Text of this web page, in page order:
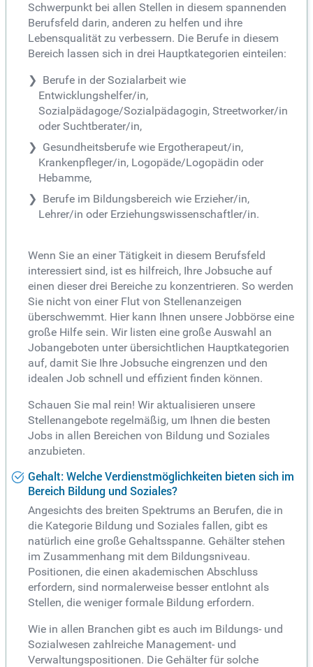
Schwerpunkt bei allen Stellen in diesem spannenden
Berufsfeld darin, anderen zu helfen und ihre
Lebensqualität zu verbessern. Die Berufe in diesem
Bereich lassen sich in drei Hauptkategorien einteilen:
Berufe in der Sozialarbeit wie
Entwicklungshelfer/in,
Sozialpädagoge/Sozialpädagogin, Streetworker/in
oder Suchtberater/in,
Gesundheitsberufe wie Ergotherapeut/in,
Krankenpfleger/in, Logopäde/Logopädin oder
Hebamme,
Berufe im Bildungsbereich wie Erzieher/in,
Lehrer/in oder Erziehungswissenschaftler/in.
Wenn Sie an einer Tätigkeit in diesem Berufsfeld
interessiert sind, ist es hilfreich, Ihre Jobsuche auf
einen dieser drei Bereiche zu konzentrieren. So werden
Sie nicht von einer Flut von Stellenanzeigen
überschwemmt. Hier kann Ihnen unsere Jobbörse eine
große Hilfe sein. Wir listen eine große Auswahl an
Jobangeboten unter übersichtlichen Hauptkategorien
auf, damit Sie Ihre Jobsuche eingrenzen und den
idealen Job schnell und effizient finden können.
Schauen Sie mal rein! Wir aktualisieren unsere
Stellenangebote regelmäßig, um Ihnen die besten
Jobs in allen Bereichen von Bildung und Soziales
anzubieten.
Gehalt: Welche Verdienstmöglichkeiten bieten sich im
Bereich Bildung und Soziales?
Angesichts des breiten Spektrums an Berufen, die in
die Kategorie Bildung und Soziales fallen, gibt es
natürlich eine große Gehaltsspanne. Gehälter stehen
im Zusammenhang mit dem Bildungsniveau.
Positionen, die einen akademischen Abschluss
erfordern, sind normalerweise besser entlohnt als
Stellen, die weniger formale Bildung erfordern.
Wie in allen Branchen gibt es auch im Bildungs- und
Sozialwesen zahlreiche Management- und
Verwaltungspositionen. Die Gehälter für solche